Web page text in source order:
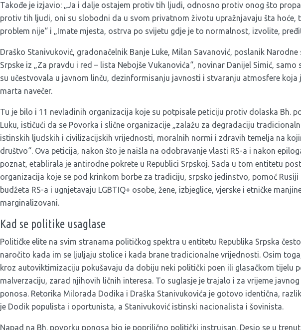
Takođe je izjavio: „Ja i dalje ostajem protiv tih ljudi, odnosno protiv onog što
protiv tih ljudi, oni su slobodni da u svom privatnom životu upražnjavaju šta hoće,
problem nije“ i „Imate mjesta, ostrva po svijetu gdje je to normalnost, izvolite,
Draško Stanivuković, gradonačelnik Banje Luke, Milan Savanović, poslanik Narodne
Srpske iz „Za pravdu i red – lista Nebojše Vukanovića“, novinar Danijel Simić, samo
su učestvovala u javnom linču, dezinformisanju javnosti i stvaranju atmosfere koja
marta navečer.
Tu je bilo i 11 nevladinih organizacija koje su potpisale peticiju protiv dolaska Bh.
Luku, ističući da se Povorka i slične organizacije „zalažu za degradaciju
istinskih ljudskih i civilizacijskih vrijednosti, moralnih normi i zdravih temelja na
društvo“. Ova peticija, nakon što je naišla na odobravanje vlasti RS-a i nakon
poznat, etablirala je antirodne pokrete u Republici Srpskoj. Sada u tom entitetu
organizacija koje se pod krinkom borbe za tradiciju, srpsko jedinstvo, pomoć
budžeta RS-a i ugnjetavaju LGBTIQ+ osobe, žene, izbjeglice, vjerske i etničke
marginalizovani.
Kad se politike usaglase
Političke elite na svim stranama političkog spektra u entitetu Republika Srpska
naročito kada im se ljuljaju stolice i kada brane tradicionalne vrijednosti. Osim
kroz autoviktimizaciju pokušavaju da dobiju neki politički poen ili glasačkom tijelu
malverzaciju, zarad njihovih ličnih interesa. To suglasje je trajalo i za vrijeme
ponosa. Retorika Milorada Dodika i Draška Stanivukovića je gotovo identična,
je Dodik populista i oportunista, a Stanivuković istinski nacionalista i šovinista.
Napad na Bh. povorku ponosa bio je poprilično politički instruisan. Desio se u